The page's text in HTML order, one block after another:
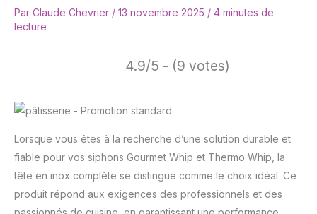
Par Claude Chevrier / 13 novembre 2025 / 4 minutes de
lecture
4.9/5 - (9 votes)
Lorsque vous êtes à la recherche d’une solution durable et
fiable pour vos siphons Gourmet Whip et Thermo Whip, la
tête en inox complète se distingue comme le choix idéal. Ce
produit répond aux exigences des professionnels et des